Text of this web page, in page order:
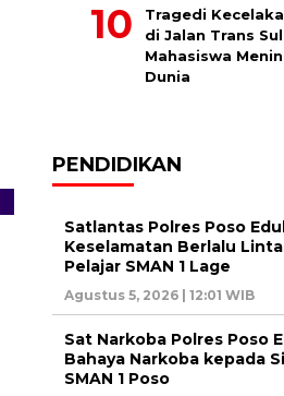
Tragedi
di Jalan Trans
Mahasiswa
Dunia
PENDIDIKAN
Satlantas Polres Poso
Keselamatan Berlalu
Pelajar SMAN 1 Lage
Agustus 5, 2026 | 12:01 WIB
Sat Narkoba Polres Poso
Bahaya Narkoba kepada
SMAN 1 Poso